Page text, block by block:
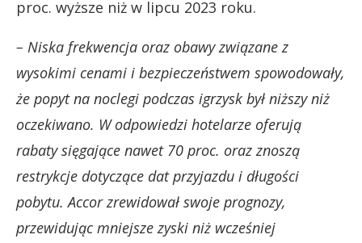
proc. wyższe niż w lipcu 2023 roku.
– Niska frekwencja oraz obawy związane z
wysokimi cenami i bezpieczeństwem spowodowały,
że popyt na noclegi podczas igrzysk był niższy niż
oczekiwano. W odpowiedzi hotelarze oferują
rabaty sięgające nawet 70 proc. oraz znoszą
restrykcje dotyczące dat przyjazdu i długości
pobytu. Accor zrewidował swoje prognozy,
przewidując mniejsze zyski niż wcześniej